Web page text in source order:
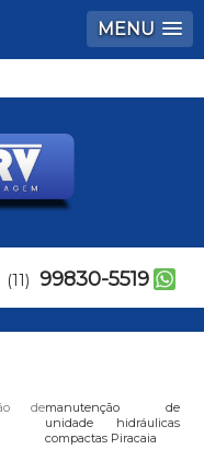
MENU
(11) 99830-5519
demanutenção de
unidade hidráulicas
compactas Piracaia